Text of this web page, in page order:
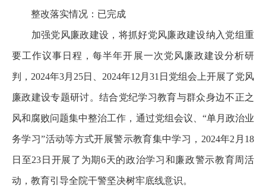
整改落实情况：已完成
加强党风廉政建设，将抓好党风廉政建设纳入党组重
要工作议事日程，每半年开展一次党风廉政建设分析研
判，2024年3月25日、2024年12月31日党组会上开展了党风
廉政建设专题研讨。结合党纪学习教育与群众身边不正之
风和腐败问题集中整治工作，通过党组会议、“单月政治业
务学习”活动等方式开展警示教育集中学习，2024年2月18
日至23日开展了为期6天的政治学习和廉政警示教育周活
动，教育引导全院干警坚决树牢底线意识。